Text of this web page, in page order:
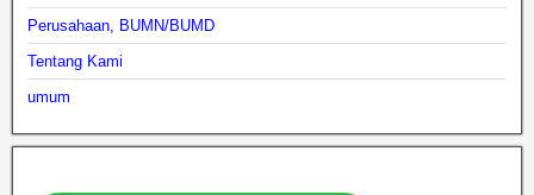
Perusahaan, BUMN/BUMD
Tentang Kami
umum